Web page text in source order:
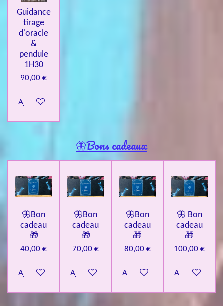
Guidance
tirage
d'oracle
&
pendule
1H30
90,00 €
Ajouter au panier
🦋Bons cadeaux
🦋Bon
cadeau
🎁
40,00 €
Ajouter au panier
🦋Bon
cadeau
🎁
70,00 €
Ajouter au panier
🦋Bon
cadeau
🎁
80,00 €
Ajouter au panier
🦋 Bon
cadeau
🎁
100,00 €
Ajouter au